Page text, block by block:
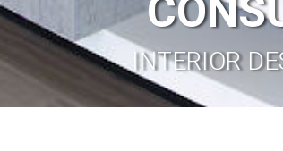
INTERIOR